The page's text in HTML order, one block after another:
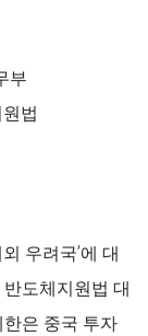
부
법
우려국’에 대
도체지원법 대
은 중국 투자